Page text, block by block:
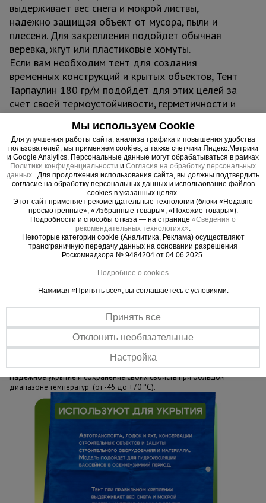
выдерживает вес снега и мокрой листвы,
надежно защищая объект от мусора, пыли и
плесени. Для закрепления подойдет обычная
веревка, жгут или пластиковые хомуты.
Если вам необходим тент для создания
временных конструкций и крытых объектов, Тент
Тарпаулин 180 гр/м подойдет для этих целей за
счет своей термоустойчивости, герметичности и
легкости крепления и монтажа. Его можно
использовать для создания навесов, шатров,
торговых павильонов, зон отдыха, беседок,
складов и ангаров.
Важно:
Тент можно эксплуатировать при температурах -
45°С до + 70°С
Не деформируется, водонепроницаем,
герметичен, легко монтируется
Важные преимущества –
эффективная работа
Универсальное назначение
Тент отлично подходит для укрытия бетона, фасадов зданий,
создания тепловых контуров.
При любом климате
Надежное укрытие и сохранение своих свойств при большом
диапазоне температур (от -45 до +70 °С).
Мы используем Cookie
Для улучшения работы сайта, анализа трафика и повышения удобства
пользователей, мы применяем cookies, а также счетчики Яндекс.Метрики
и Google Analytics. Персональные данные могут обрабатываться в рамках
Политики конфиденциальности и Согласия на обработку персональных
данных
. Для продолжения использования сайта, вы должны подтвердить
согласие на обработку персональных данных и использование файлов
cookies в указанных целях.
Этот сайт применяет рекомендательные технологии (блоки «Недавно
просмотренные», «Избранные товары», «Похожие товары»).
Подробности и способы отказа — на странице «Сведения о
рекомендательных технологиях»
Некоторые категории cookie (Аналитика, Реклама) осуществляют
трансграничную передачу данных на основании разрешения
Роскомнадзора № 9484204 от 04.06.2025.
Подробнее о cookies
Нажимая «Принять все», вы соглашаетесь с условиями.
Принять все
Отклонить необязательные
Настройка